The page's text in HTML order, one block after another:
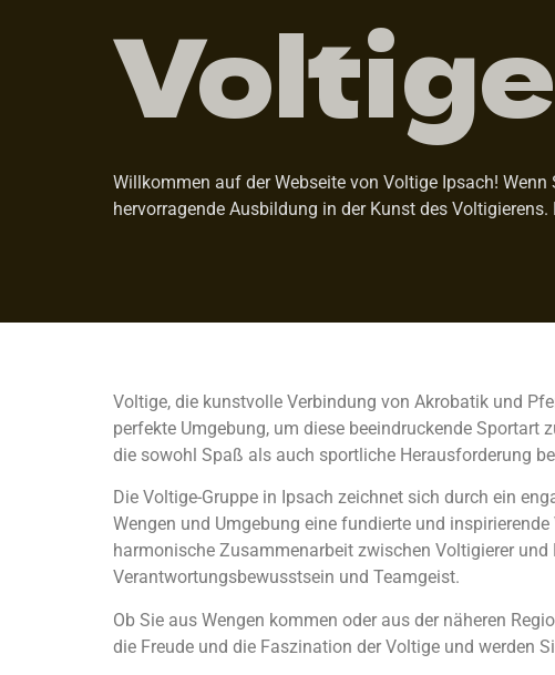
Willkommen auf der Webseite von Voltige Ipsach!
hervorragende Ausbildung in der Kunst des
Voltige, die kunstvolle Verbindung von Akrobatik und
perfekte Umgebung, um diese beeindruckende Sportart
die sowohl Spaß als auch sportliche Herausforderung
Die Voltige-Gruppe in Ipsach zeichnet sich durch ein
Wengen und Umgebung eine fundierte und
harmonische Zusammenarbeit zwischen Voltigierer
Verantwortungsbewusstsein und Teamgeist.
Ob Sie aus Wengen kommen oder aus der näheren
die Freude und die Faszination der Voltige und werden